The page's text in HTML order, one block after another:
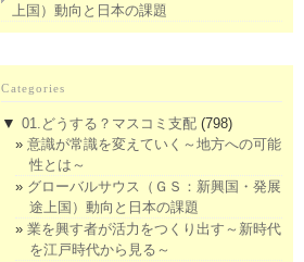
上国）動向と日本の課題
Categories
▼ 01.どうする？マスコミ支配 (798)
意識が常識を変えていく～地方への可能
性とは～
グローバルサウス（ＧＳ：新興国・発展
途上国）動向と日本の課題
業を興す者が活力をつくり出す～新時代
を江戸時代から見る～